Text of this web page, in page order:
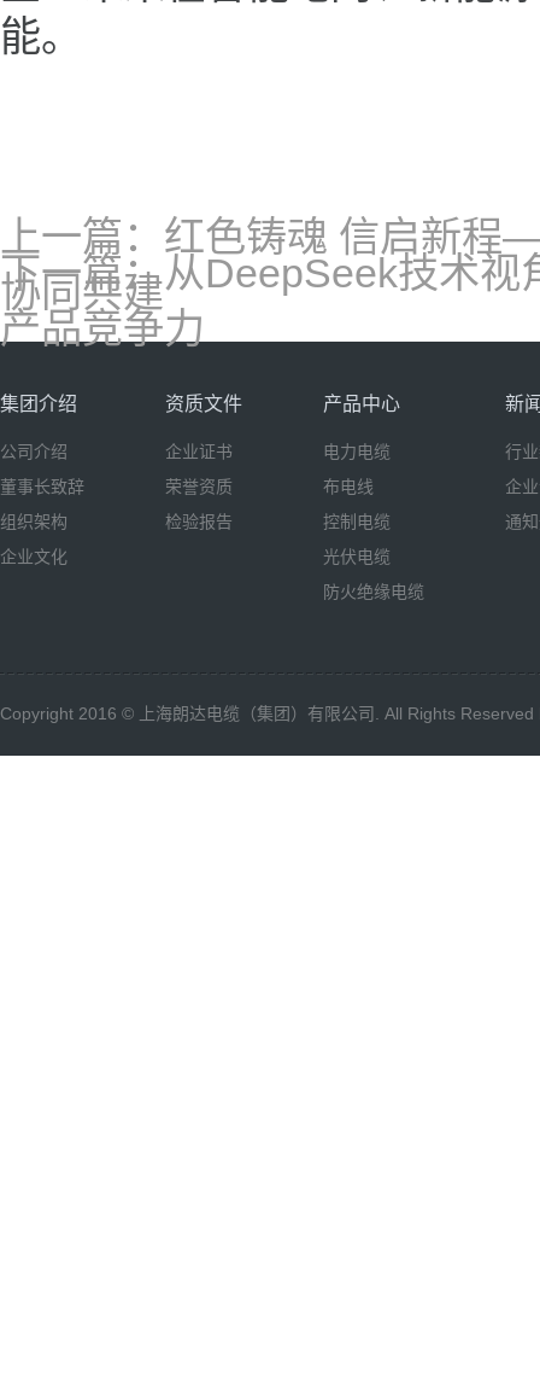
能。
上一篇：红色铸魂 信启新
协同共建
下一篇：从DeepSeek技术
产品竞争力
集团介绍
公司介绍
董事长致辞
组织架构
企业文化
资质文件
企业证书
荣誉资质
检验报告
产品中心
电力电缆
布电线
控制电缆
光伏电缆
防火绝缘电缆
新
行
企
通
Copyright 2016 © 上海朗达电缆（集团）有限公司. All Rights